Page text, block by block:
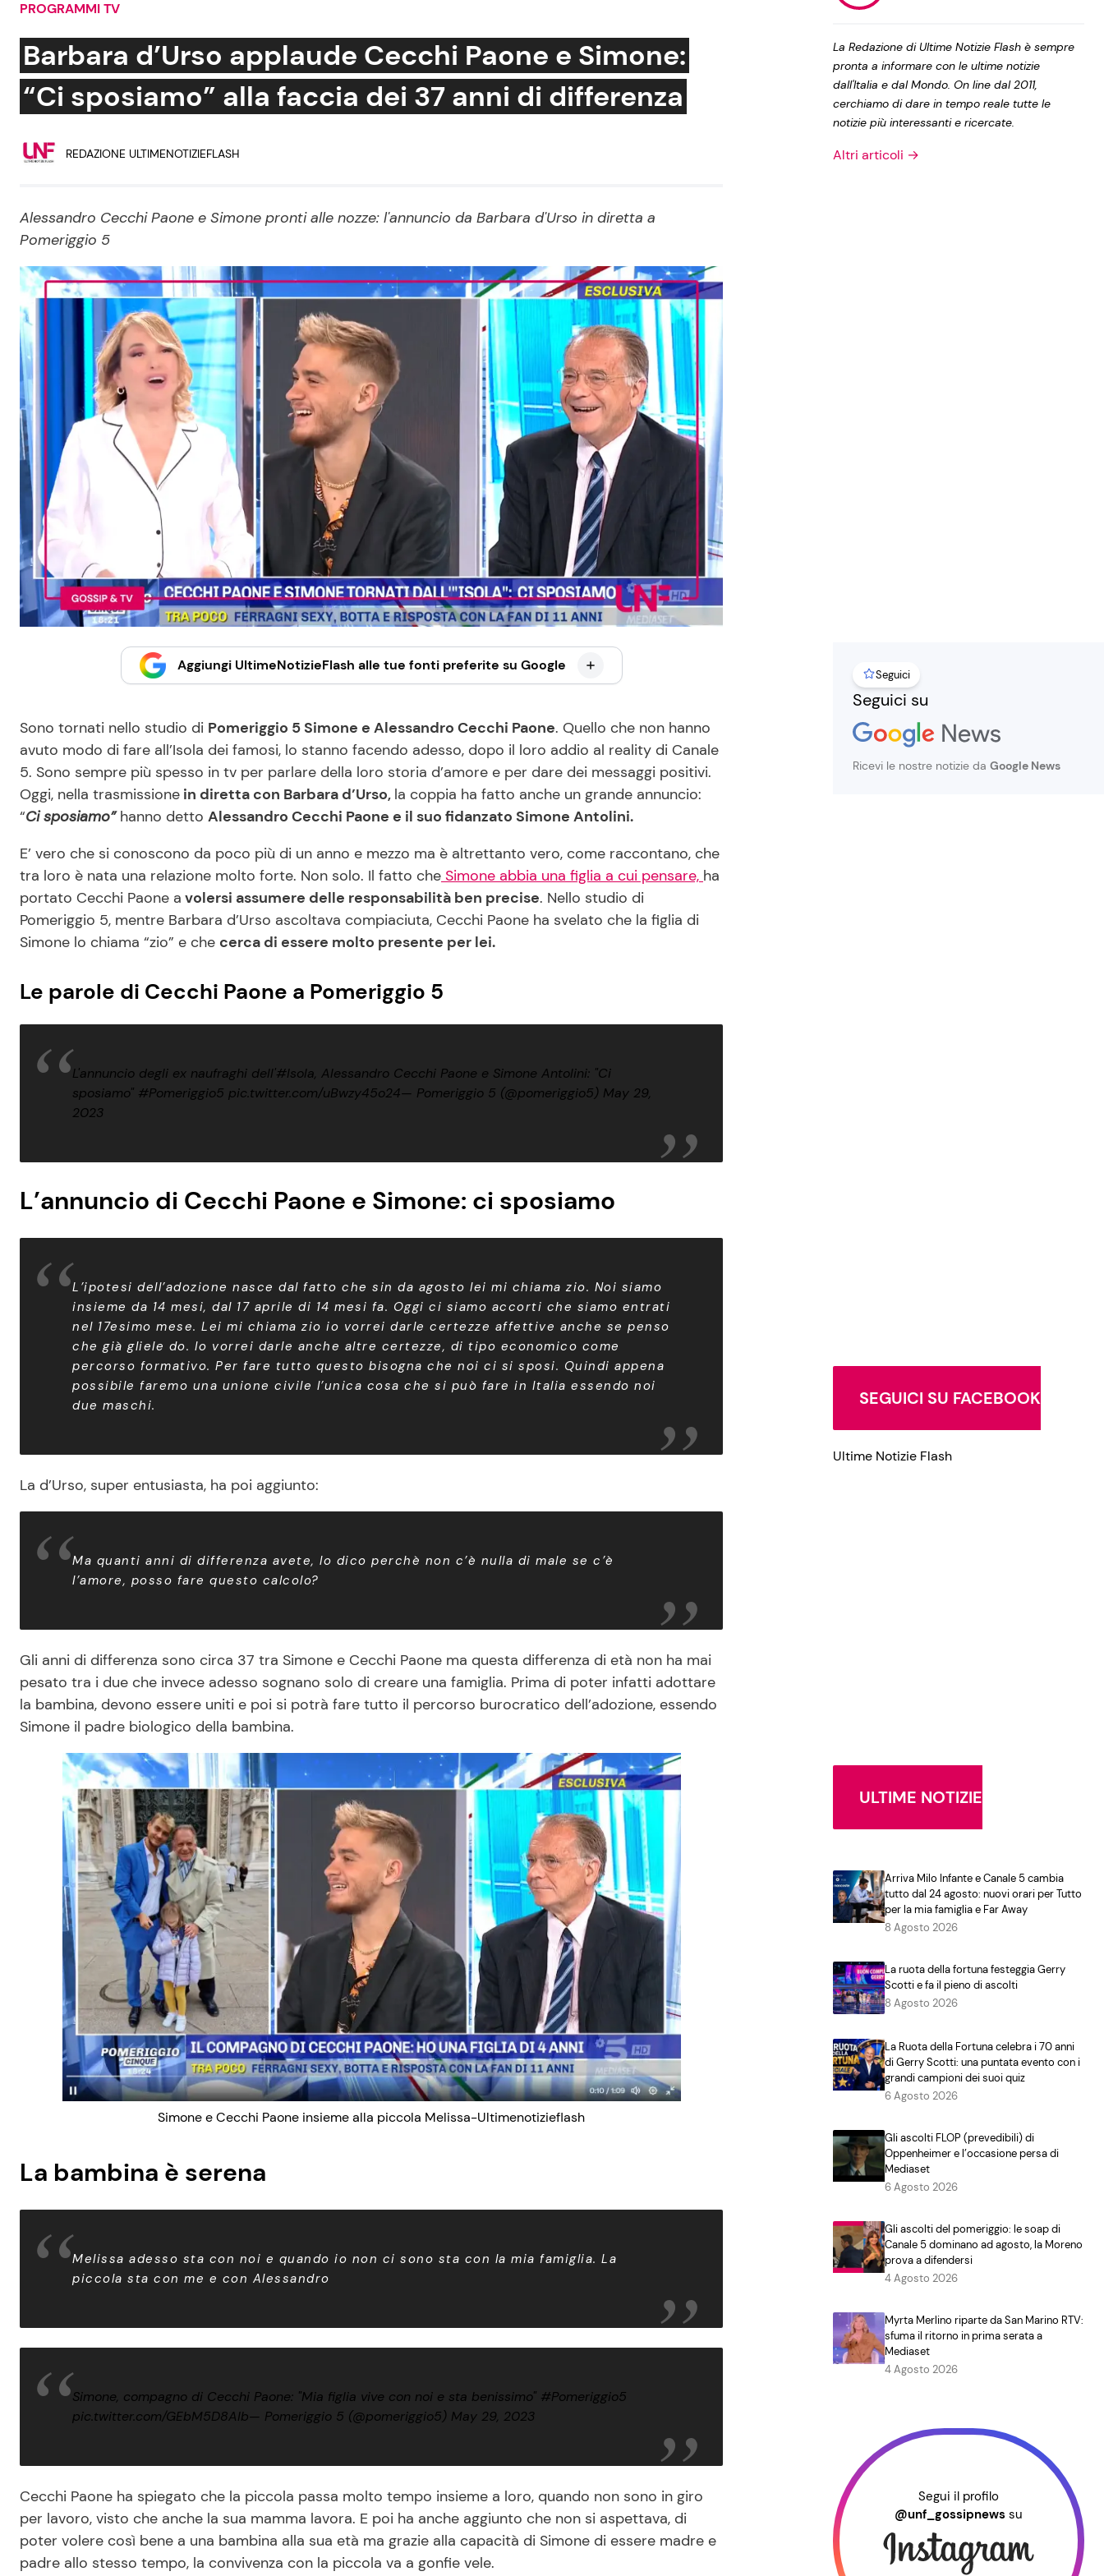
Social News
News dal mondo
Benessere
Mondo Mamma
Festività
Cucina e Ricette
Le Ricette in TV
Ricette Facili e Veloci
Ricette Feste
Ricette per Bambini
Privacy Policy
PROGRAMMI TV
Barbara d’Urso applaude Cecchi Paone e Simone:
“Ci sposiamo” alla faccia dei 37 anni di differenza
REDAZIONE ULTIMENOTIZIEFLASH
Alessandro Cecchi Paone e Simone pronti alle nozze: l'annuncio da Barbara d'Urso in diretta a
Pomeriggio 5
Aggiungi UltimeNotizieFlash alle tue fonti preferite su Google
Sono tornati nello studio di Pomeriggio 5 Simone e Alessandro Cecchi Paone. Quello che non hanno
avuto modo di fare all’Isola dei famosi, lo stanno facendo adesso, dopo il loro addio al reality di Canale
5. Sono sempre più spesso in tv per parlare della loro storia d’amore e per dare dei messaggi positivi.
Oggi, nella trasmissione in diretta con Barbara d’Urso, la coppia ha fatto anche un grande annuncio:
“Ci sposiamo”hanno detto Alessandro Cecchi Paone e il suo fidanzato Simone Antolini.
E’ vero che si conoscono da poco più di un anno e mezzo ma è altrettanto vero, come raccontano, che
tra loro è nata una relazione molto forte. Non solo. Il fatto che Simone abbia una figlia a cui pensare, ha
portato Cecchi Paone a volersi assumere delle responsabilità ben precise. Nello studio di
Pomeriggio 5, mentre Barbara d’Urso ascoltava compiaciuta, Cecchi Paone ha svelato che la figlia di
Simone lo chiama “zio” e che cerca di essere molto presente per lei.
Le parole di Cecchi Paone a Pomeriggio 5
L'annuncio degli ex naufraghi dell'#Isola, Alessandro Cecchi Paone e Simone Antolini: "Ci
sposiamo" #Pomeriggio5 pic.twitter.com/uBwzy45o24— Pomeriggio 5 (@pomeriggio5) May 29,
2023
L’annuncio di Cecchi Paone e Simone: ci sposiamo
L’ipotesi dell’adozione nasce dal fatto che sin da agosto lei mi chiama zio. Noi siamo
insieme da 14 mesi, dal 17 aprile di 14 mesi fa. Oggi ci siamo accorti che siamo entrati
nel 17esimo mese. Lei mi chiama zio io vorrei darle certezze affettive anche se penso
che già gliele do. Io vorrei darle anche altre certezze, di tipo economico come
percorso formativo. Per fare tutto questo bisogna che noi ci si sposi. Quindi appena
possibile faremo una unione civile l’unica cosa che si può fare in Italia essendo noi
due maschi.
La d’Urso, super entusiasta, ha poi aggiunto:
Ma quanti anni di differenza avete, lo dico perchè non c’è nulla di male se c’è
l’amore, posso fare questo calcolo?
Gli anni di differenza sono circa 37 tra Simone e Cecchi Paone ma questa differenza di età non ha mai
pesato tra i due che invece adesso sognano solo di creare una famiglia. Prima di poter infatti adottare
la bambina, devono essere uniti e poi si potrà fare tutto il percorso burocratico dell’adozione, essendo
Simone il padre biologico della bambina.
Simone e Cecchi Paone insieme alla piccola Melissa-Ultimenotizieflash
La bambina è serena
Melissa adesso sta con noi e quando io non ci sono sta con la mia famiglia. La
piccola sta con me e con Alessandro
Simone, compagno di Cecchi Paone: "Mia figlia vive con noi e sta benissimo" #Pomeriggio5
pic.twitter.com/GEbM5D8AIb— Pomeriggio 5 (@pomeriggio5) May 29, 2023
Cecchi Paone ha spiegato che la piccola passa molto tempo insieme a loro, quando non sono in giro
per lavoro, visto che anche la sua mamma lavora. E poi ha anche aggiunto che non si aspettava, di
poter volere così bene a una bambina alla sua età ma grazie alla capacità di Simone di essere madre e
padre allo stesso tempo, la convivenza con la piccola va a gonfie vele.
La Redazione di Ultime Notizie Flash è sempre
pronta a informare con le ultime notizie
dall'Italia e dal Mondo. On line dal 2011,
cerchiamo di dare in tempo reale tutte le
notizie più interessanti e ricercate.
Altri articoli →
Seguici
Seguici su
Ricevi le nostre notizie da Google News
SEGUICI SU FACEBOOK
Ultime Notizie Flash
ULTIME NOTIZIE
Arriva Milo Infante e Canale 5 cambia
tutto dal 24 agosto: nuovi orari per Tutto
per la mia famiglia e Far Away
8 Agosto 2026
La ruota della fortuna festeggia Gerry
Scotti e fa il pieno di ascolti
8 Agosto 2026
La Ruota della Fortuna celebra i 70 anni
di Gerry Scotti: una puntata evento con i
grandi campioni dei suoi quiz
6 Agosto 2026
Gli ascolti FLOP (prevedibili) di
Oppenheimer e l’occasione persa di
Mediaset
6 Agosto 2026
Gli ascolti del pomeriggio: le soap di
Canale 5 dominano ad agosto, la Moreno
prova a difendersi
4 Agosto 2026
Myrta Merlino riparte da San Marino RTV:
sfuma il ritorno in prima serata a
Mediaset
4 Agosto 2026
Segui il profilo
@unf_gossipnews su